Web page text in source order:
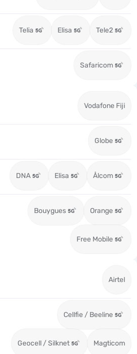
Telia Elisa Tele2
Safaricom
Vodafone Fiji
Globe
DNA Elisa Ålcom
Bouygues Orange
Free Mobile
Airtel
Cellfie / Beeline
Geocell / Silknet Magticom